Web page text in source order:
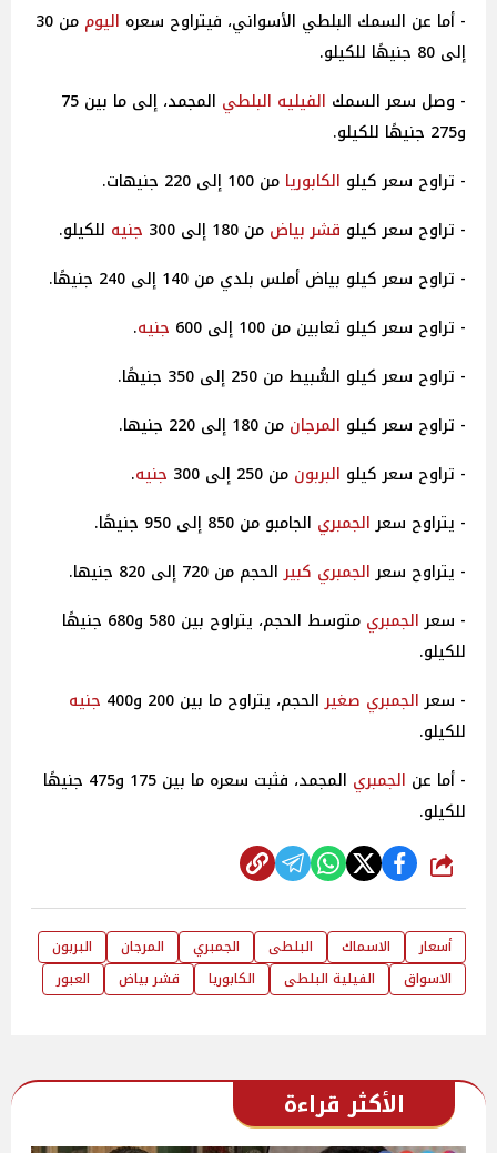
- أما عن السمك البلطي الأسواني، فيتراوح سعره اليوم
من 30
إلى 80 جنيهًا للكيلو.
- وصل سعر السمك الفيليه البلطي
المجمد، إلى ما بين 75
و275 جنيهًا للكيلو.
- تراوح سعر كيلو الكابوريا من 100 إلى 220 جنيهات.
- تراوح سعر كيلو قشر بياض من 180 إلى 300 جنيه للكيلو.
- تراوح سعر كيلو بياض أملس بلدي من 140 إلى 240 جنيهًا.
- تراوح سعر كيلو ثعابين من 100 إلى 600
جنيه.
- تراوح سعر كيلو السُّبيط من 250 إلى 350 جنيهًا.
- تراوح سعر كيلو المرجان من 180 إلى 220 جنيها.
- تراوح سعر كيلو البربون من 250 إلى 300 جنيه.
- يتراوح سعرالجمبري الجامبو من 850 إلى 950 جنيهًا.
- يتراوح سعرالجمبري كبيرالحجم من 720 إلى 820 جنيها.
- سعرالجمبري
متوسط الحجم، يتراوح بين 580 و680 جنيهًا
للكيلو.
- سعرالجمبري صغيرالحجم، يتراوح ما بين 200 و400
جنيه
للكيلو.
- أما عن الجمبري
المجمد، فثبت سعره ما بين 175 و475 جنيهًا
للكيلو.
شارك
أسعار الاسماك البلطى الجمبري المرجان
البربون
الاسواق
الفيلية البلطى الكابوريا قشر بياض العبور
الأكثر قراءة